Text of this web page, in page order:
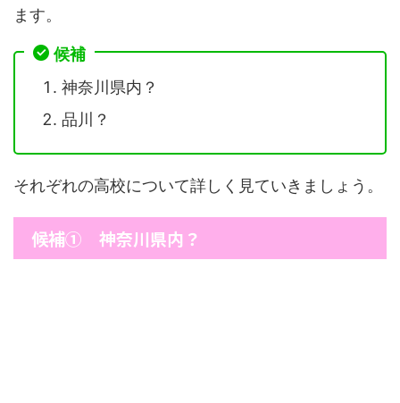
ます。
候補
神奈川県内？
品川？
それぞれの高校について詳しく見ていきましょう。
候補① 神奈川県内？